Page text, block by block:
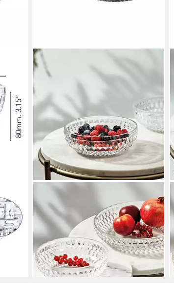
Schale Boston Bols ø 16,9 cm 2er
Set, Kristallglas, (2 Schalen, 2-tlg)
56,95 €
lieferbar - in 3-4 Werktagen bei dir